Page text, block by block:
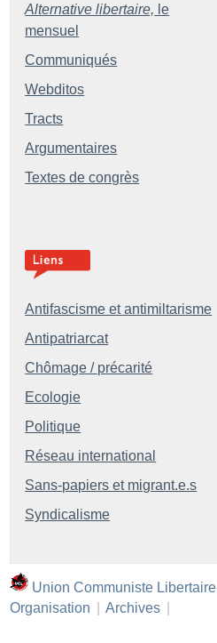
Alternative libertaire, le
mensuel
Communiqués
Webditos
Tracts
Argumentaires
Textes de congrès
Antifascisme et antimiltarisme
Antipatriarcat
Chômage / précarité
Ecologie
Politique
Réseau international
Sans-papiers et migrant.e.s
Syndicalisme
Union Communiste Libertaire
Organisation
Archives